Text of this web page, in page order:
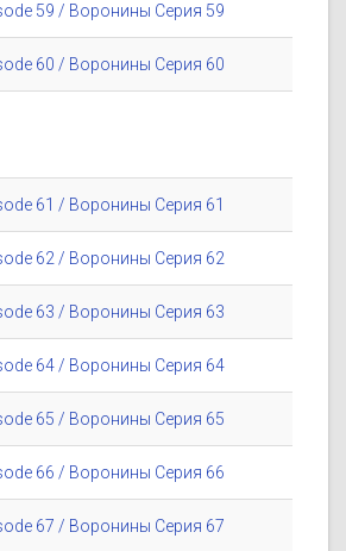
59 / Воронины Серия 59
60 / Воронины Серия 60
61 / Воронины Серия 61
62 / Воронины Серия 62
63 / Воронины Серия 63
64 / Воронины Серия 64
65 / Воронины Серия 65
66 / Воронины Серия 66
67 / Воронины Серия 67